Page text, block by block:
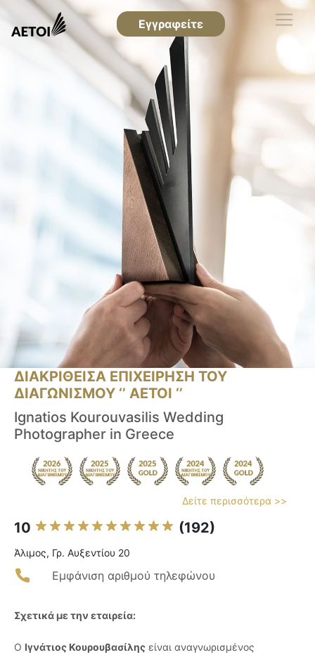
Εγγραφείτε
ΔΙΑΚΡΙΘΕΙΣΑ ΕΠΙΧΕΙΡΗΣΗ ΤΟΥ
ΔΙΑΓΩΝΙΣΜΟΥ ‘’ ΑΕΤΟΙ ‘’
Ignatios Kourouvasilis Wedding
Photographer in Greece
Δείτε περισσότερα >>
10 (192)
Άλιμος, Γρ. Αυξεντίου 20
Εμφάνιση αριθμού τηλεφώνου
Σχετικά με την εταιρεία:
Ο Ιγνάτιος Κουρουβασίλης είναι αναγνωρισμένος